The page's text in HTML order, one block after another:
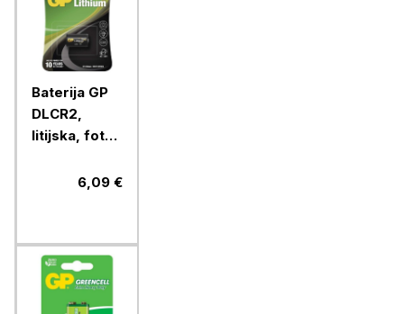
Baterija GP
DLCR2,
litijska, foto
6,09 €